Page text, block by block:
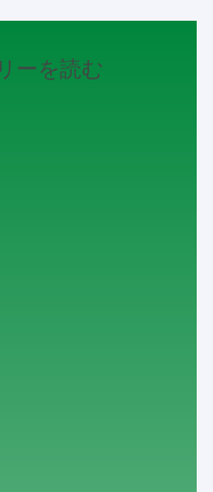
ーを読む